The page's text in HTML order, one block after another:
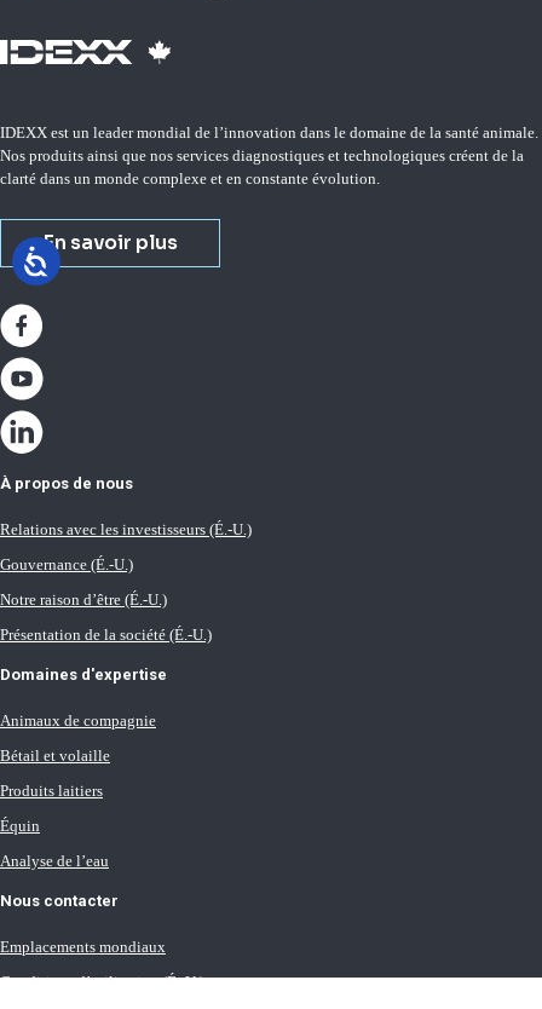
IDEXX est un leader mondial de l’innovation dans le domaine de la santé animale.
Nos produits ainsi que nos services diagnostiques et technologiques créent de la
clarté dans un monde complexe et en constante évolution.
En savoir plus
À propos de nous
Relations avec les investisseurs (É.-U.)
Gouvernance (É.-U.)
Notre raison d’être (É.-U.)
Présentation de la société (É.-U.)
Domaines d'expertise
Animaux de compagnie
Bétail et volaille
Produits laitiers
Équin
Analyse de l’eau
Nous contacter
Emplacements mondiaux
Conditions d’utilisation (É.-U.)